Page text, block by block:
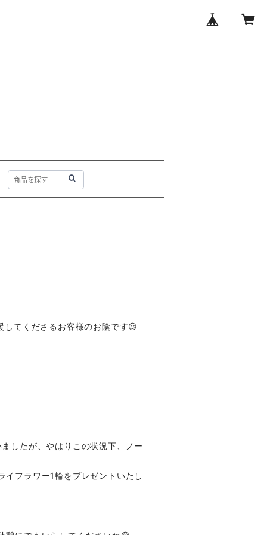
てくださるお客様のお陰です😌
したが、やはりこの状況下、ノー
フラワー1輪をプレゼントいたし